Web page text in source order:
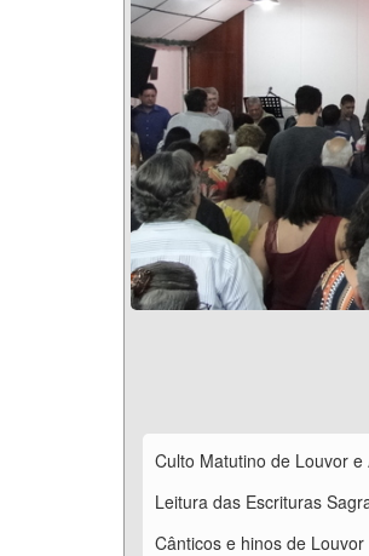
Culto Matutino de Louvor
Leitura das Escrituras
Cânticos e hinos de Louvor